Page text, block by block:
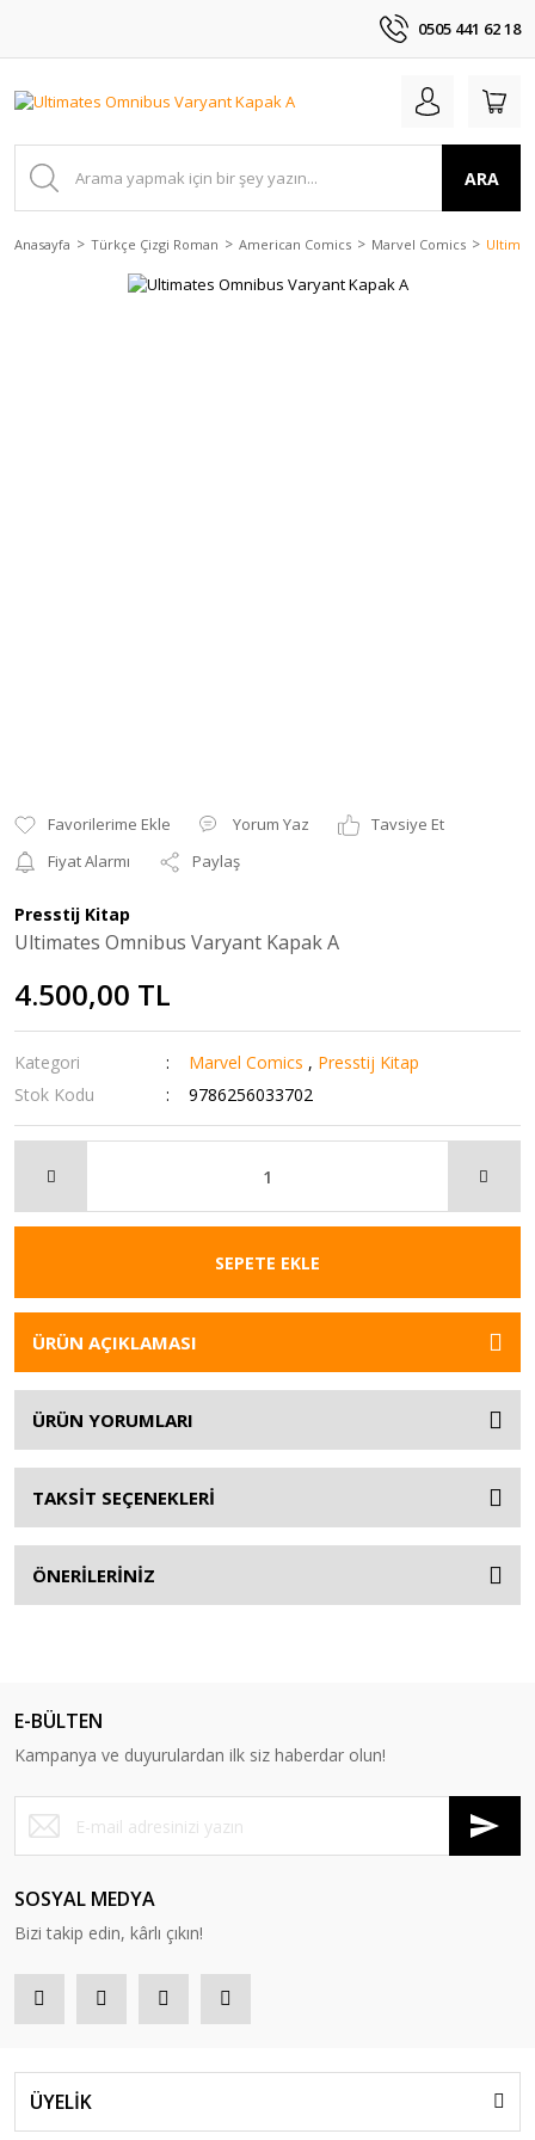
0505 441 62 18
ARA
Anasayfa Türkçe Çizgi Roman American Comics Marvel Comics
Yorum Yaz
Tavsiye Et
Fiyat Alarmı
Paylaş
Presstij Kitap
Ultimates Omnibus Varyant Kapak A
4.500,00 TL
Kategori Marvel Comics , Presstij Kitap
Stok Kodu
9786256033702
SEPETE EKLE
ÜRÜN AÇIKLAMASI
ÜRÜN YORUMLARI
TAKSİT SEÇENEKLERİ
ÖNERİLERİNİZ
E-BÜLTEN
Kampanya ve duyurulardan ilk siz haberdar olun!
SOSYAL MEDYA
Bizi takip edin, kârlı çıkın!
ÜYELİK